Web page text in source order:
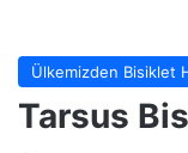
Ülkemizden Bisiklet
Tarsus